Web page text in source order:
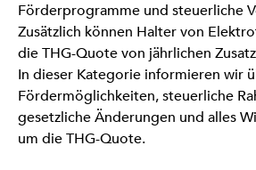
Förderprogramme und steuerliche
Zusätzlich können Halter von
die THG-Quote von jährlichen
In dieser Kategorie informieren wir
Fördermöglichkeiten, steuerliche
gesetzliche Änderungen und alles
um die THG-Quote.